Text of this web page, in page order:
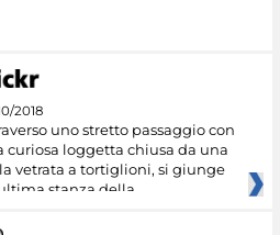
2018
uno stretto passaggio con
curiosa loggetta chiusa da una
vetrata a tortiglioni, si giunge
stanza della